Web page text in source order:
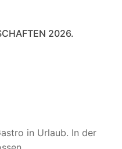
2026.
in Urlaub. In der